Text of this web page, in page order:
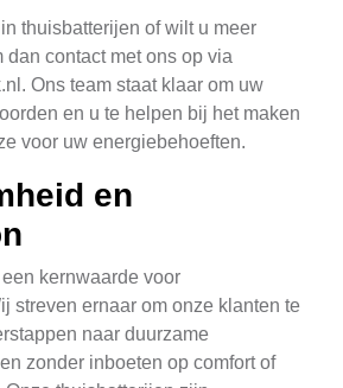
thuisbatterijen of wilt u meer
dan contact met ons op via
. Ons team staat klaar om uw
en u te helpen bij het maken
voor uw energiebehoeften.
en
kernwaarde voor
streven ernaar om onze klanten te
naar duurzame
zonder inboeten op comfort of